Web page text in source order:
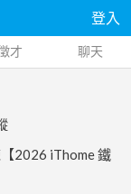
登入
才 聊天
2026 iThome 鐵